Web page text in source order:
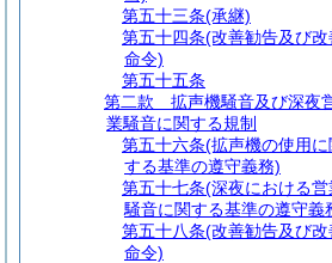
第五十三条(承継)
第五十四条(改善勧告及び改
命令)
第五十五条
第二款
拡声機騒音及び深夜
業騒音に関する規制
第五十六条(拡声機の使用に
する基準の遵守義務)
第五十七条(深夜における営
騒音に関する基準の遵守義
第五十八条(改善勧告及び改
命令)